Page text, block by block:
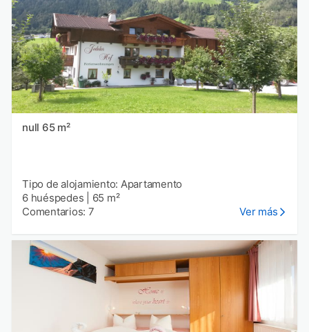
null 65 m²
Tipo de alojamiento: Apartamento
6 huéspedes
65 m²
Comentarios: 7
Ver más